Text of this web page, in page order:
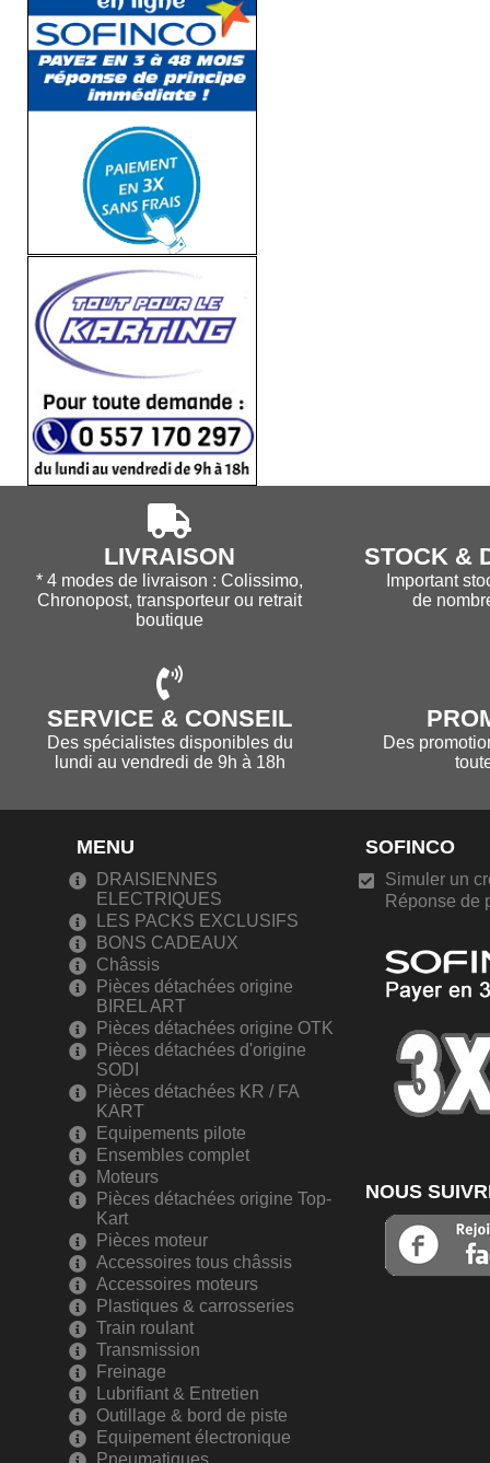
LIVRAISON
* 4 modes de livraison : Colissimo,
Chronopost, transporteur ou retrait
boutique
STOCK &
Important
de
SERVICE & CONSEIL
Des spécialistes disponibles du
lundi au vendredi de 9h à 18h
Des
MENU
DRAISIENNES
ELECTRIQUES
LES PACKS EXCLUSIFS
BONS CADEAUX
Châssis
Pièces détachées origine
BIREL ART
Pièces détachées origine OTK
Pièces détachées d'origine
SODI
Pièces détachées KR / FA
KART
Equipements pilote
Ensembles complet
Moteurs
Pièces détachées origine Top-
Kart
Pièces moteur
Accessoires tous châssis
Accessoires moteurs
Plastiques & carrosseries
Train roulant
Transmission
Freinage
Lubrifiant & Entretien
Outillage & bord de piste
Equipement électronique
Pneumatiques
SOFINCO
Simuler un
Réponse de
NOUS